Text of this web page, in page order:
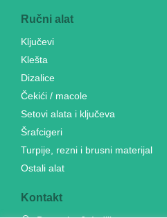
Ručni alat
Ključevi
Klešta
Dizalice
Čekići / macole
Setovi alata i ključeva
Šrafcigeri
Turpije, rezni i brusni materijal
Ostali alat
Kontakt